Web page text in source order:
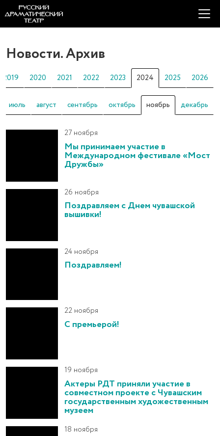
Новости. Архив
2019 2020 2021 2022 2023 2024 2025 2026
июль август сентябрь октябрь ноябрь декабрь
27 ноября
Мы принимаем участие в
Международном фестивале «Мост
Дружбы»
26 ноября
Поздравляем с Днем чувашской
вышивки!
24 ноября
Поздравляем!
22 ноября
С премьерой!
19 ноября
Актеры РДТ приняли участие в
совместном проекте с Чувашским
государственным художественным
музеем
18 ноября